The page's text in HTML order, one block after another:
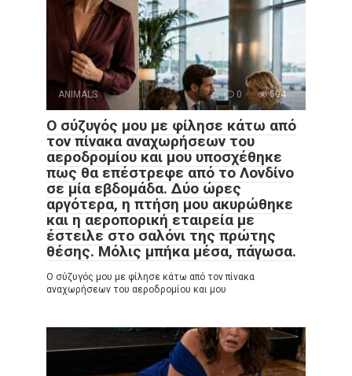
ANIMALS 0 594
Ο σύζυγός μου με φίλησε κάτω από
τον πίνακα αναχωρήσεων του
αεροδρομίου και μου υποσχέθηκε
πως θα επέστρεφε από το Λονδίνο
σε μία εβδομάδα. Δύο ώρες
αργότερα, η πτήση μου ακυρώθηκε
και η αεροπορική εταιρεία με
έστειλε στο σαλόνι της πρώτης
θέσης. Μόλις μπήκα μέσα, πάγωσα.
Ο σύζυγός μου με φίλησε κάτω από τον πίνακα
αναχωρήσεων του αεροδρομίου και μου